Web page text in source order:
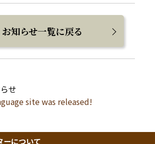
お知らせ一覧に戻る
せ
site was released!
ーについて